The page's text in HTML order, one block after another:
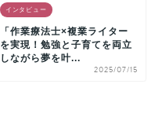
インタビュー
「作業療法士×複業ライター
を実現！勉強と子育てを両立
しながら夢を叶...
2025/07/15